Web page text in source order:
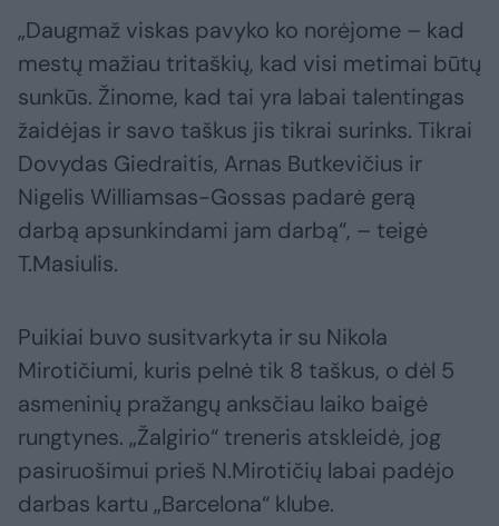
„Daugmaž viskas pavyko ko norėjome – kad
mestų mažiau tritaškių, kad visi metimai būtų
sunkūs. Žinome, kad tai yra labai talentingas
žaidėjas ir savo taškus jis tikrai surinks. Tikrai
Dovydas Giedraitis, Arnas Butkevičius ir
Nigelis Williamsas-Gossas padarė gerą
darbą apsunkindami jam darbą“, – teigė
T.Masiulis.
Puikiai buvo susitvarkyta ir su Nikola
Mirotičiumi, kuris pelnė tik 8 taškus, o dėl 5
asmeninių pražangų anksčiau laiko baigė
rungtynes. „Žalgirio“ treneris atskleidė, jog
pasiruošimui prieš N.Mirotičių labai padėjo
darbas kartu „Barcelona“ klube.